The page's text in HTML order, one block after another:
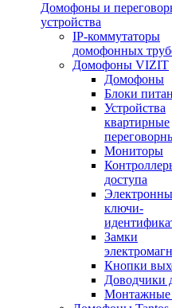
Домофоны и
устройства
IP-коммутаторы
домофонных
Домофоны VIZIT
Домофоны
Блоки
Устройства
квартирные
Мониторы
доступа
ключи-
Замки
Кнопки
Доводчики
Монтажные